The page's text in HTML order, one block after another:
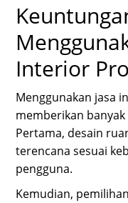
Interior
Menggunakan jasa
memberikan
Pertama, desain
terencana sesuai
pengguna.
Kemudian,